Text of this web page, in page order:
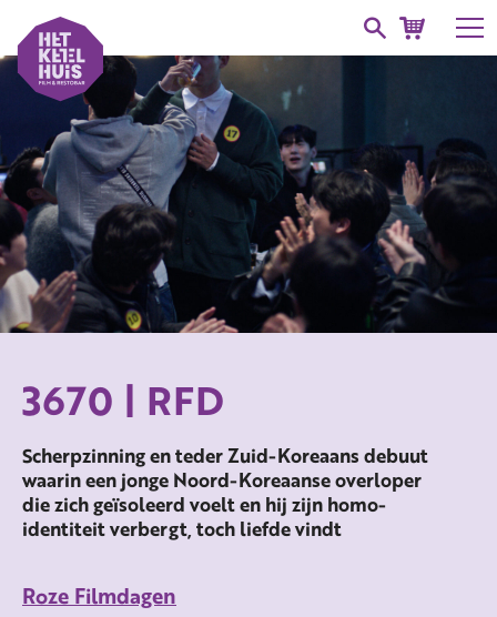
3670 | RFD
Scherpzinning en teder Zuid-Koreaans debuut
waarin een jonge Noord-Koreaanse overloper
die zich geïsoleerd voelt en hij zijn homo-
identiteit verbergt, toch liefde vindt
Roze Filmdagen